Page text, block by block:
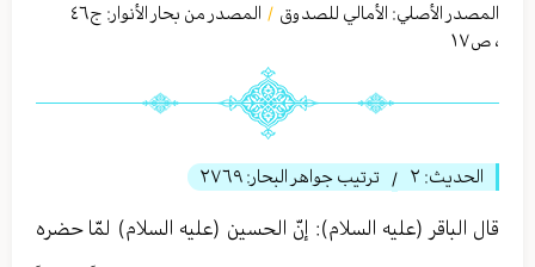
المصدر الأصلي: الأمالي للصدوق / المصدر من بحار الأنوار: ج٤٦
، ص١٧
الحديث: ٢ / ترتيب جواهر البحار: ٢٧٦٩
قال الباقر (عليه السلام): إنّ الحسين (عليه السلام) لمّا حضره